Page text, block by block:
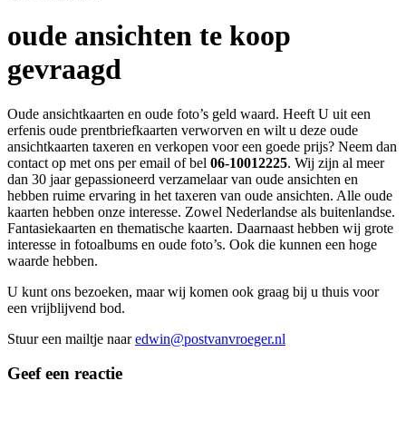
oude ansichten te koop
gevraagd
Oude ansichtkaarten en oude foto’s geld waard. Heeft U uit een
erfenis oude prentbriefkaarten verworven en wilt u deze oude
ansichtkaarten taxeren en verkopen voor een goede prijs? Neem dan
contact op met ons per email of bel 06-10012225. Wij zijn al meer
dan 30 jaar gepassioneerd verzamelaar van oude ansichten en
hebben ruime ervaring in het taxeren van oude ansichten. Alle oude
kaarten hebben onze interesse. Zowel Nederlandse als buitenlandse.
Fantasiekaarten en thematische kaarten. Daarnaast hebben wij grote
interesse in fotoalbums en oude foto’s. Ook die kunnen een hoge
waarde hebben.
U kunt ons bezoeken, maar wij komen ook graag bij u thuis voor
een vrijblijvend bod.
Stuur een mailtje naaredwin@postvanvroeger.nl
Geef een reactie